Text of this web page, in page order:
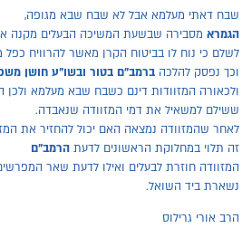
דאתי מעלמא אבל לא שבח שבא מגופה,
מסבירה שבשעת המשיכה הבעלים מקנה
כי נוח לו בביטוח הקרן מאשר להרוויח כפל
נפסק להלכה ברמב"ם בטורובשו"ע חושן
המזוודות דינם כשבח שבא מעלמא ולכן
למשאיל את דמי המזוודה שנאבדה.
שהמזוודה נמצאה האם יכול להחזיר את
תלוי במחלוקת הראשונים לדעתהרמב"ם
חוזרת לבעלים ואילו לדעת שאר
ביד השואל.
אורי גרילוס